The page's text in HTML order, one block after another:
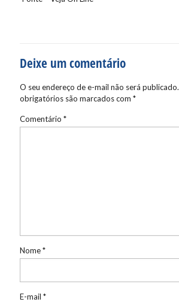
Deixe um comentário
O seu endereço de e-mail não será publicado.
obrigatórios são marcados com *
Comentário *
Nome*
E-mail *